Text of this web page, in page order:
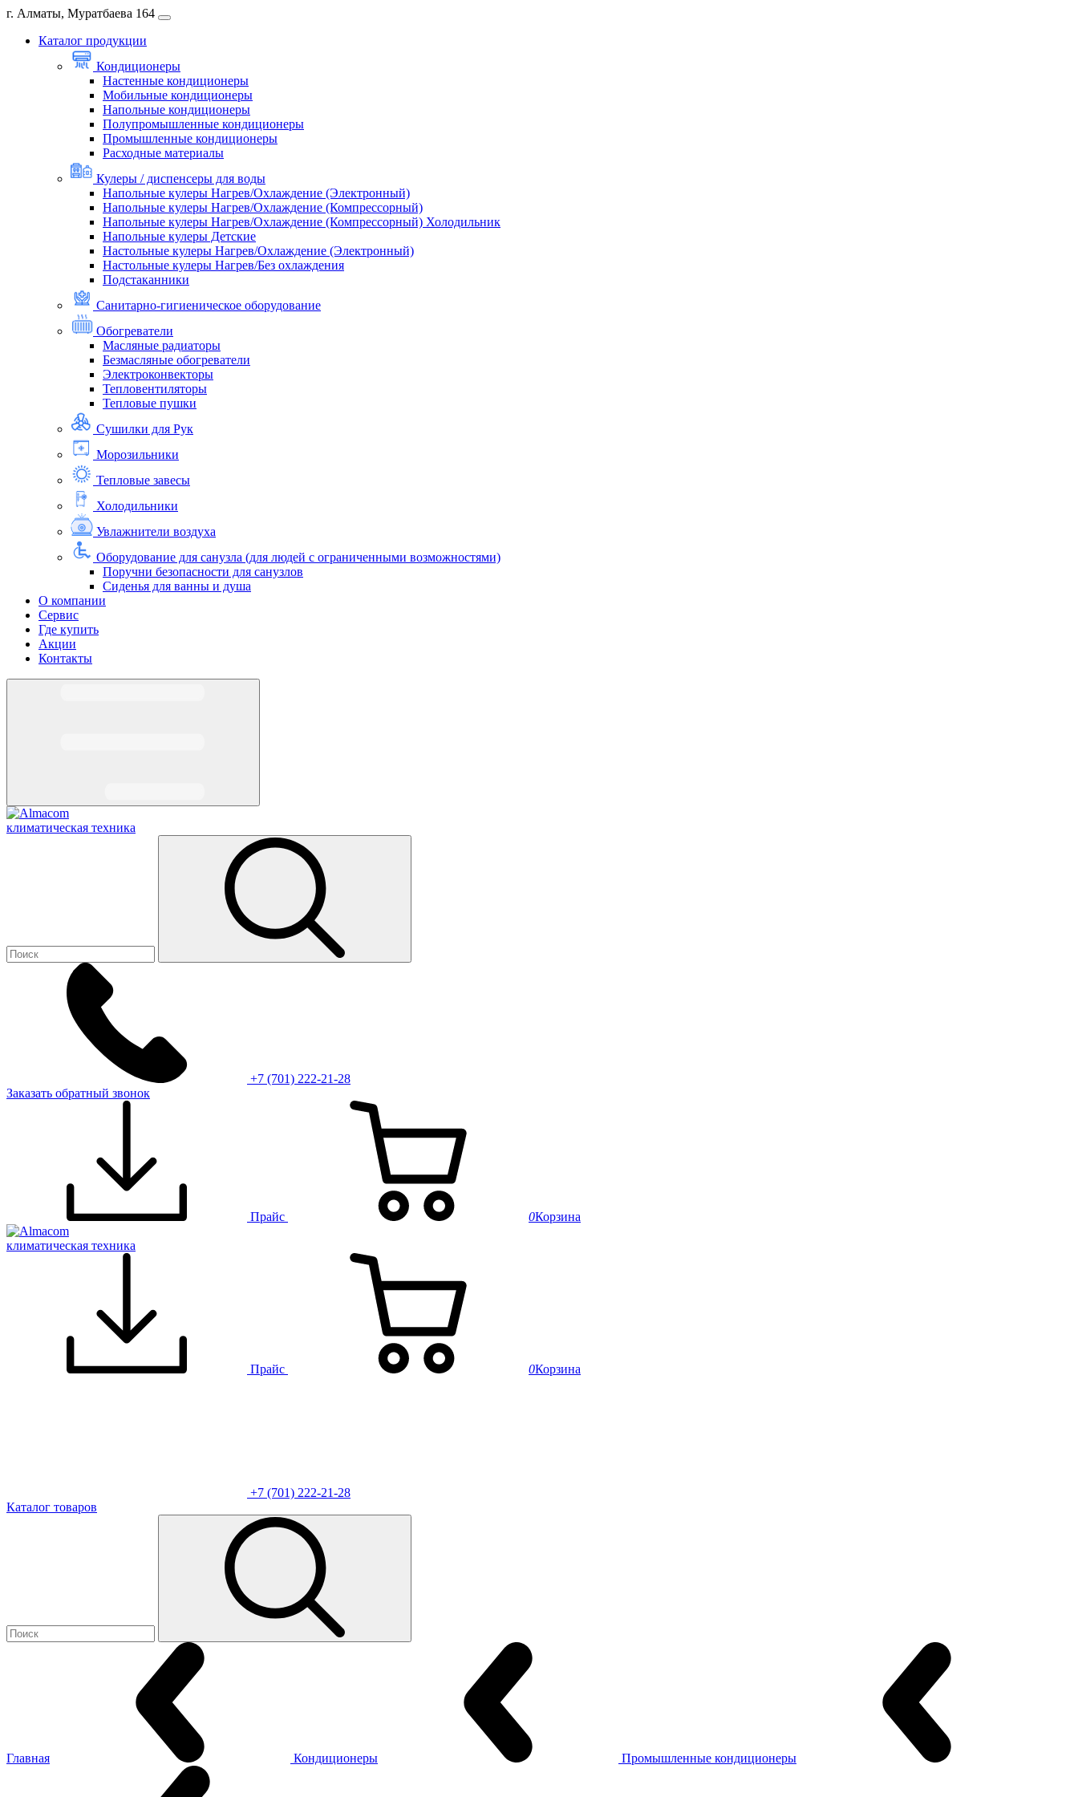
г. Алматы, Муратбаева 164
Каталог продукции
Кондиционеры
Настенные кондиционеры
Мобильные кондиционеры
Напольные кондиционеры
Полупромышленные кондиционеры
Промышленные кондиционеры
Расходные материалы
Кулеры / диспенсеры для воды
Напольные кулеры Нагрев/Охлаждение (Электронный)
Напольные кулеры Нагрев/Охлаждение (Компрессорный)
Напольные кулеры Нагрев/Охлаждение (Компрессорный) Холодильник
Напольные кулеры Детские
Настольные кулеры Нагрев/Охлаждение (Электронный)
Настольные кулеры Нагрев/Без охлаждения
Подстаканники
Санитарно-гигиеническое оборудование
Обогреватели
Масляные радиаторы
Безмасляные обогреватели
Электроконвекторы
Тепловентиляторы
Тепловые пушки
Сушилки для Рук
Морозильники
Тепловые завесы
Холодильники
Увлажнители воздуха
Оборудование для санузла (для людей с ограниченными возможностями)
Поручни безопасности для санузлов
Сиденья для ванны и душа
О компании
Сервис
Где купить
Акции
Контакты
климатическая техника
+7 (701) 222-21-28
Заказать обратный звонок
Прайс 0Корзина
климатическая техника
Прайс 0Корзина
+7 (701) 222-21-28
Каталог товаров
Главная Кондиционеры Промышленные кондиционеры